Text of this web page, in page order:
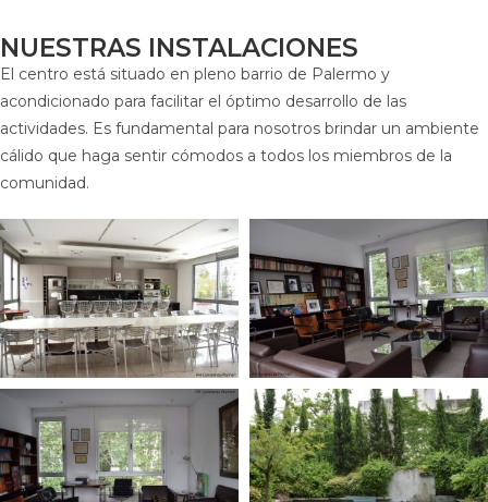
NUESTRAS INSTALACIONES
El centro está situado en pleno barrio de Palermo y
acondicionado para facilitar el óptimo desarrollo de las
actividades. Es fundamental para nosotros brindar un ambiente
cálido que haga sentir cómodos a todos los miembros de la
comunidad.